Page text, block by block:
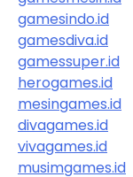
gamesindo.id
gamesdiva.id
gamessuper.id
herogames.id
mesingames.id
divagames.id
vivagames.id
musimgames.id